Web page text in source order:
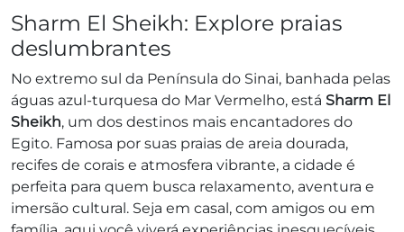
Sharm El Sheikh: Explore praias
deslumbrantes
No extremo sul da Península do Sinai, banhada pelas
águas azul-turquesa do Mar Vermelho, está Sharm El
Sheikh, um dos destinos mais encantadores do
Egito. Famosa por suas praias de areia dourada,
recifes de corais e atmosfera vibrante, a cidade é
perfeita para quem busca relaxamento, aventura e
imersão cultural. Seja em casal, com amigos ou em